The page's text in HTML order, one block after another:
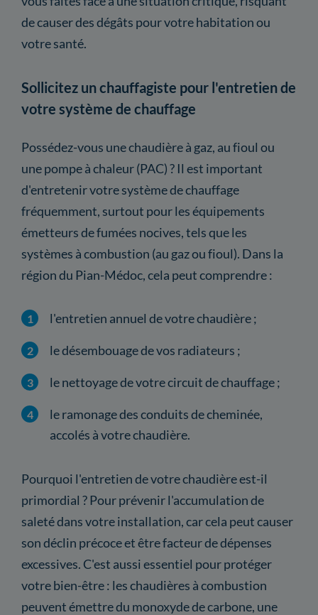
de causer des dégâts pour votre habitation ou
votre santé.
Sollicitez un chauffagiste pour l'entretien de
votre système de chauffage
Possédez-vous une chaudière à gaz, au fioul ou
une pompe à chaleur (PAC) ? Il est important
d'entretenir votre système de chauffage
fréquemment, surtout pour les équipements
émetteurs de fumées nocives, tels que les
systèmes à combustion (au gaz ou fioul). Dans la
région du Pian-Médoc, cela peut comprendre :
l'entretien annuel de votre chaudière ;
le désembouage de vos radiateurs ;
le nettoyage de votre circuit de chauffage ;
le ramonage des conduits de cheminée,
accolés à votre chaudière.
Pourquoi l'entretien de votre chaudière est-il
primordial ? Pour prévenir l'accumulation de
saleté dans votre installation, car cela peut causer
son déclin précoce et être facteur de dépenses
excessives. C'est aussi essentiel pour protéger
votre bien-être : les chaudières à combustion
peuvent émettre du monoxyde de carbone, une